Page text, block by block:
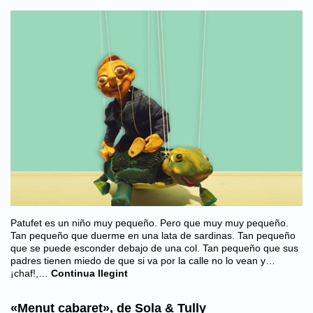
Patufet es un niño muy pequeño. Pero que muy muy pequeño.
Tan pequeño que duerme en una lata de sardinas. Tan pequeño
que se puede esconder debajo de una col. Tan pequeño que sus
padres tienen miedo de que si va por la calle no lo vean y…
¡chaf!,…
Continua llegint
«Menut cabaret», de Sola & Tully